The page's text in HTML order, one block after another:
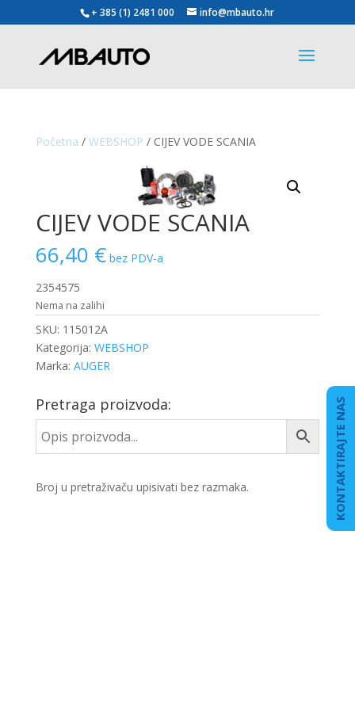
+ 385 (1) 2481 000 info@mbauto.hr
Početna / WEBSHOP / CIJEV VODE SCANIA
CIJEV VODE SCANIA
66,40 € bez PDV-a
2354575
Nema na zalihi
SKU: 115012A
Kategorija: WEBSHOP
Marka: AUGER
Pretraga proizvoda:
Broj u pretraživaču upisivati bez razmaka. KONTAKTIRAJTE NAS